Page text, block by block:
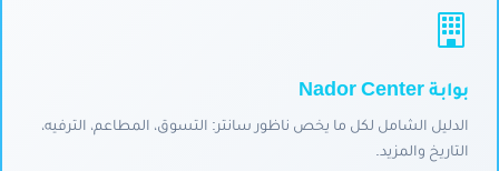
بوابة Nador Center
الدليل الشامل لكل ما يخص ناظور سانتر: التسوق، المطاعم، الترفيه،
التاريخ والمزيد.